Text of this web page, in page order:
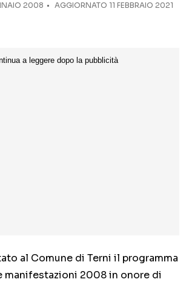
2008
AGGIORNATO 11 FEBBRAIO 2021
al Comune di Terni il programma
manifestazioni 2008 in onore di